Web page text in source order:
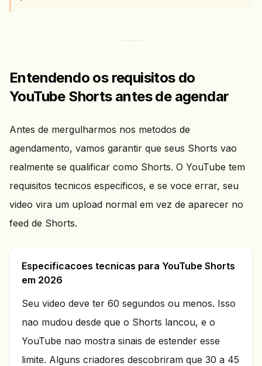
Entendendo os requisitos do
YouTube Shorts antes de agendar
Antes de mergulharmos nos metodos de
agendamento, vamos garantir que seus Shorts vao
realmente se qualificar como Shorts. O YouTube tem
requisitos tecnicos especificos, e se voce errar, seu
video vira um upload normal em vez de aparecer no
feed de Shorts.
Especificacoes tecnicas para YouTube Shorts
em 2026
Seu video deve ter 60 segundos ou menos. Isso
nao mudou desde que o Shorts lancou, e o
YouTube nao mostra sinais de estender esse
limite. Alguns criadores descobriram que 30 a 45